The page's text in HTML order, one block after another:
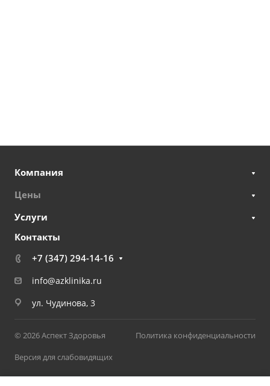
Компания
Цены
Услуги
Контакты
+7 (347) 294-14-16
info@azklinika.ru
ул. Чудинова, 3
© 2026 Аспект Здоровья
Политика конфиденциальности
Версия для слабовидящих